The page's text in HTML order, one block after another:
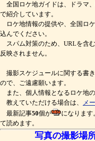
全国ロケ地ガイドは、ドラマ
で紹介しています。
ロケ地情報の提供や、全国ロ
込んでください。
スパム対策のため、URLを含
反映されません。
撮影スケジュールに関する書
ので、ご遠慮願います。
また、個人情報となるロケ地
教えていただける場合は、
メ
最新記事50個が になります
て読めます。
写真の撮影場